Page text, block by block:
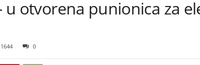
u otvorena punionica za
1644 0